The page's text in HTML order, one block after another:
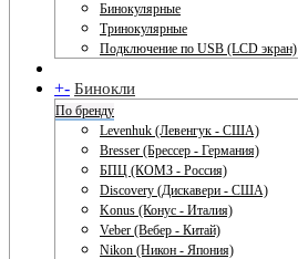
Бинокулярные
Тринокулярные
Подключение по USB (LCD экран)
+- Бинокли
По бренду
Levenhuk (Левенгук - США)
Bresser (Брессер - Германия)
БПЦ (КОМЗ - Россия)
Discovery (Дискавери - США)
Konus (Конус - Италия)
Veber (Вебер - Китай)
Nikon (Никон - Япония)